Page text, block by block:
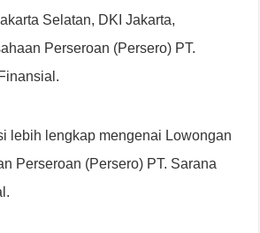
Selatan, DKI Jakarta,
Perseroan (Persero) PT.
lebih lengkap mengenai Lowongan
Perseroan (Persero) PT. Sarana